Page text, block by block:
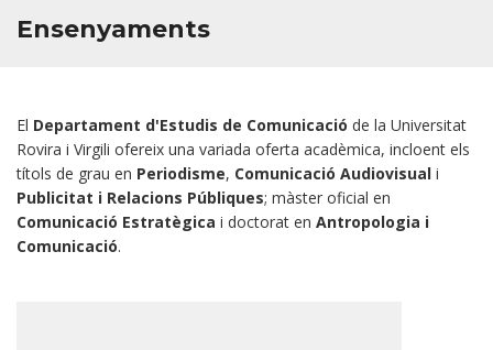
Ensenyaments
El Departament d'Estudis de Comunicació de la Universitat
Rovira i Virgili ofereix una variada oferta acadèmica, incloent els
títols de grau en Periodisme, Comunicació Audiovisual i
Publicitat i Relacions Públiques; màster oficial en
Comunicació Estratègica i doctorat en Antropologia i
Comunicació.